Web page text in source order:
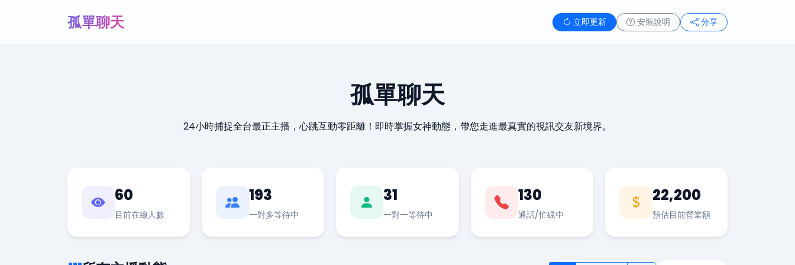
孤單聊天 立即更新 安裝說明 分享
孤單聊天
24小時捕捉全台最正主播，心跳互動零距離！即時掌握女神動態，帶您走進最真實的視訊交友新境界。
60
目前在線人數
193
一對多等待中
31
一對一等待中
130
通話/忙碌中
22,200
預估目前營業額